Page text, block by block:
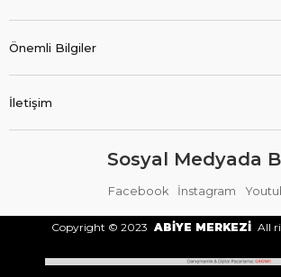
Önemli Bilgiler
İletişim
Sosyal Medyada
Facebook İnstagram
Copyright © 2023 ABİYE MERKEZİ All